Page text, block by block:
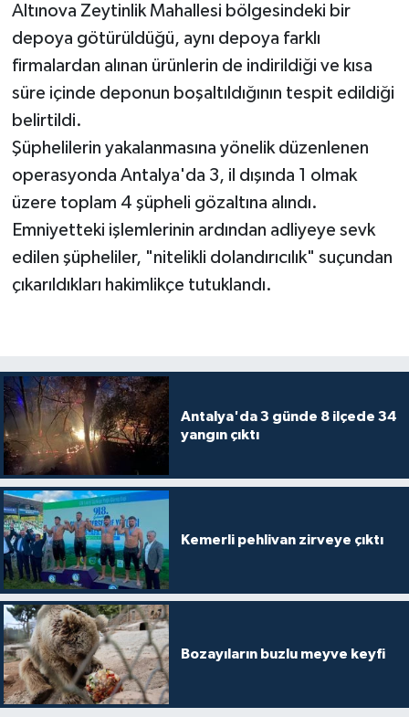
Altınova Zeytinlik Mahallesi bölgesindeki bir
depoya götürüldüğü, aynı depoya farklı
firmalardan alınan ürünlerin de indirildiği ve kısa
süre içinde deponun boşaltıldığının tespit edildiği
belirtildi.
Şüphelilerin yakalanmasına yönelik düzenlenen
operasyonda Antalya'da 3, il dışında 1 olmak
üzere toplam 4 şüpheli gözaltına alındı.
Emniyetteki işlemlerinin ardından adliyeye sevk
edilen şüpheliler, "nitelikli dolandırıcılık" suçundan
çıkarıldıkları hakimlikçe tutuklandı.
Antalya'da 3 günde 8 ilçede 34
yangın çıktı
Kemerli pehlivan zirveye çıktı
Bozayıların buzlu meyve keyfi